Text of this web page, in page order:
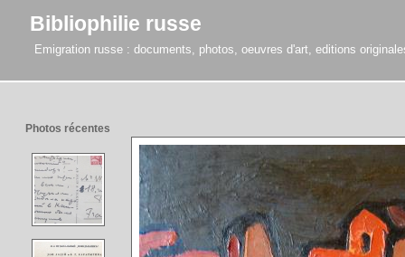
Bibliophilie russe
Emigration russe : documents, photos, oeuvres d'art, editions
Photos récentes